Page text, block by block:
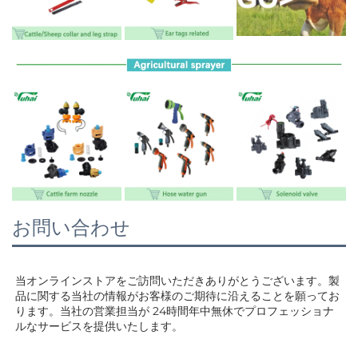
お問い合わせ
当オンラインストアをご訪問いただきありがとうございます。製
品に関する当社の情報がお客様のご期待に沿えることを願ってお
ります。当社の営業担当が 24時間年中無休でプロフェッショナ
ルなサービスを提供いたします。